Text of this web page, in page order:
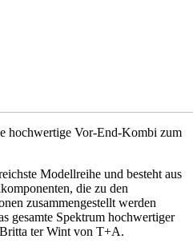
hochwertige Vor-End-Kombi zum
Modellreihe und besteht aus
die zu den
zusammengestellt werden
gesamte Spektrum hochwertiger
ter Wint von T+A.